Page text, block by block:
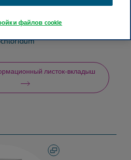
листок-вкладыш
файлов cookie